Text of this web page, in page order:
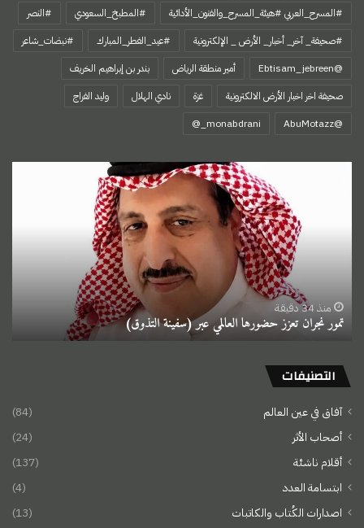
#المسرح_العربي #هيئة_المسرح_والفنون_الأدائية
#المطبخ_السعودي
#النصر
#صحيفة_ آخر_ أخبار_ الأرض _ الإلكترونية
#عيد_الفطر_المبارك
#نبضات_شاعر
@Ebtisam_jebreen
أمير منطقة الرياض
بندر بن إبراهيم الخريف
صحيفة اخر اخبار الأرض الالكترونية
غزة نادي الهلال
وليد الفراج
‏@AbuMotazz
منذ 34 دقيقة
تمور نجران تعزز حضورها العالمي عبر (سفينة التذوق)
التصنيفات
آفاق في عين العالم
(84)
أصحاب الأثر
(24)
أقلام ناشئة
(137)
ابتسامة العدد
(4)
اصدارات الكُتاب والكاتبات
(13)